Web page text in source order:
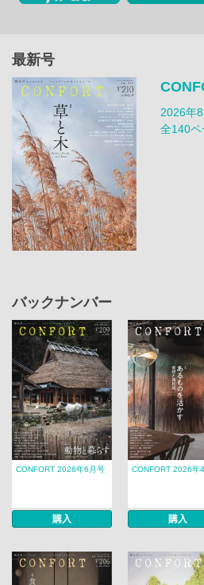
最新号
2026年
全140ペ
バックナンバー
CONFORT 2026年6月号
購入
CONFORT 2026年
購入